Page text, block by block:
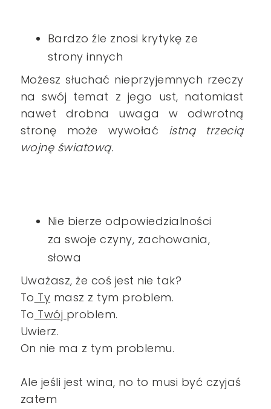
Bardzo źle znosi krytykę ze
strony innych
Możesz słuchać nieprzyjemnych rzeczy
na swój temat z jego ust, natomiast
nawet drobna uwaga w odwrotną
stronę może wywołać istną trzecią
wojnę światową.
Nie bierze odpowiedzialności
za swoje czyny, zachowania,
słowa
Uważasz, że coś jest nie tak?
To Ty masz z tym problem.
To Twój problem.
Uwierz.
On nie ma z tym problemu.
Ale jeśli jest wina, no to musi być czyjaś
zatem